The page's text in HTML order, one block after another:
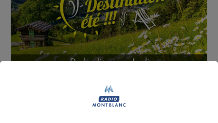
Cet été, Radio Mont Blanc s'occupe de toutes vos
sorties en famille, avec le grand jeu des vacances :